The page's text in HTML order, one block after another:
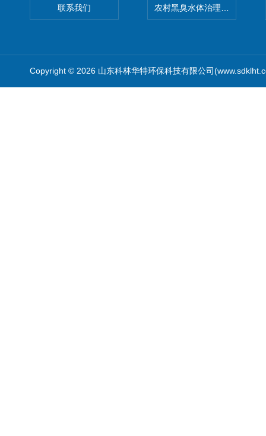
联系我们 农村黑臭水体治理设备
Copyright © 2026 山东科林华特环保科技有限公司